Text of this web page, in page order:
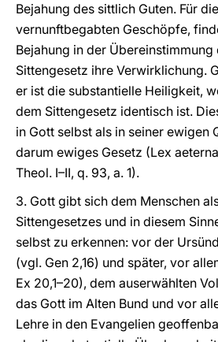
Bejahung des sittlich Guten. Für
vernunftbegabten Geschöpfe,
Bejahung in der
Sittengesetz ihre Verwirklichung.
er ist die substantielle Heiligkeit,
dem Sittengesetz identisch ist.
in Gott selbst als in seiner ewigen
darum ewiges Gesetz (Lex
Theol. I–II, q. 93, a. 1).
3. Gott gibt sich dem Menschen
Sittengesetzes und in diesem
selbst zu erkennen: vor der
(vgl. Gen 2,16) und später, vor
Ex 20,1–20), dem auserwählten
das Gott im Alten Bund und vor
Lehre in den Evangelien